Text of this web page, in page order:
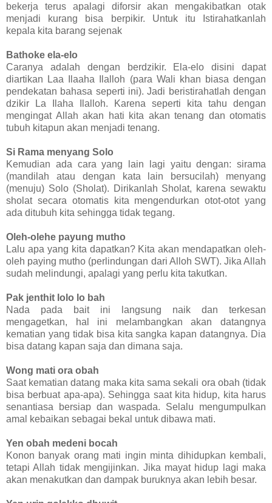
bekerja terus apalagi diforsir akan mengakibatkan otak
menjadi kurang bisa berpikir. Untuk itu Istirahatkanlah
kepala kita barang sejenak
Bathoke ela-elo
Caranya adalah dengan berdzikir. Ela-elo disini dapat
diartikan Laa Ilaaha Ilalloh (para Wali khan biasa dengan
pendekatan bahasa seperti ini). Jadi beristirahatlah dengan
dzikir La Ilaha Ilalloh. Karena seperti kita tahu dengan
mengingat Allah akan hati kita akan tenang dan otomatis
tubuh kitapun akan menjadi tenang.
Si Rama menyang Solo
Kemudian ada cara yang lain lagi yaitu dengan: sirama
(mandilah atau dengan kata lain bersucilah) menyang
(menuju) Solo (Sholat). Dirikanlah Sholat, karena sewaktu
sholat secara otomatis kita mengendurkan otot-otot yang
ada ditubuh kita sehingga tidak tegang.
Oleh-olehe payung mutho
Lalu apa yang kita dapatkan? Kita akan mendapatkan oleh-
oleh paying mutho (perlindungan dari Alloh SWT). Jika Allah
sudah melindungi, apalagi yang perlu kita takutkan.
Pak jenthit lolo lo bah
Nada pada bait ini langsung naik dan terkesan
mengagetkan, hal ini melambangkan akan datangnya
kematian yang tidak bisa kita sangka kapan datangnya. Dia
bisa datang kapan saja dan dimana saja.
Wong mati ora obah
Saat kematian datang maka kita sama sekali ora obah (tidak
bisa berbuat apa-apa). Sehingga saat kita hidup, kita harus
senantiasa bersiap dan waspada. Selalu mengumpulkan
amal kebaikan sebagai bekal untuk dibawa mati.
Yen obah medeni bocah
Konon banyak orang mati ingin minta dihidupkan kembali,
tetapi Allah tidak mengijinkan. Jika mayat hidup lagi maka
akan menakutkan dan dampak buruknya akan lebih besar.